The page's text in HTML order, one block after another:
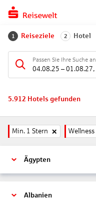
1 Reiseziele 2 Hotel
Passen Sie Ihre Suche an
04.08.25 – 01.08.27,
5.912 Hotels gefunden
Min. 1 Stern Wellness
Ägypten
Albanien